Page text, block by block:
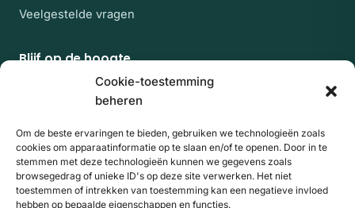
Cookie-toestemming
beheren
Om de beste ervaringen te bieden, gebruiken we technologieën zoals
cookies om apparaatinformatie op te slaan en/of te openen. Door in te
stemmen met deze technologieën kunnen we gegevens zoals
browsegedrag of unieke ID's op deze site verwerken. Het niet
toestemmen of intrekken van toestemming kan een negatieve invloed
hebben op bepaalde eigenschappen en functies.
Veelgestelde vragen
Blijf op de hoogte
Af en toe een rustige mail met nieuwe experts en
artikelen uit de kennisbank. Geen spam, uitschrijven
E-mailadres
Aanmelden
Website
Door je aan te melden ga je akkoord met onze